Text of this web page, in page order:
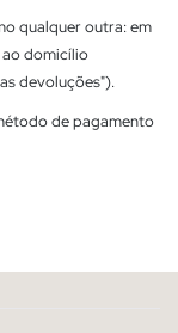
qualquer outra: em
ao domicílio
devoluções").
de pagamento